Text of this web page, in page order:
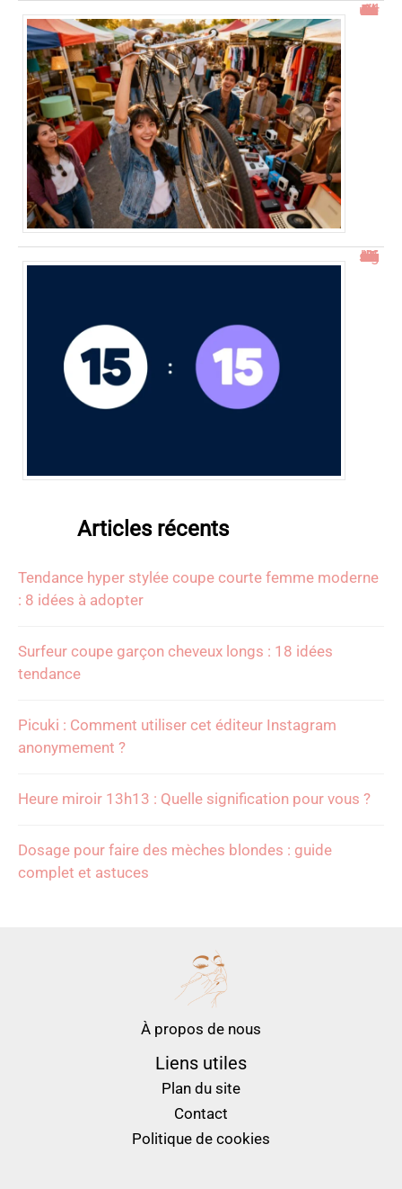
Gtrouve : Les Meilleures Annonces Gratuites à Découvrir
15h15 signification : découverte de l’heure miroir
Articles récents
Tendance hyper stylée coupe courte femme moderne
: 8 idées à adopter
Surfeur coupe garçon cheveux longs : 18 idées
tendance
Picuki : Comment utiliser cet éditeur Instagram
anonymement ?
Heure miroir 13h13 : Quelle signification pour vous ?
Dosage pour faire des mèches blondes : guide
complet et astuces
À propos de nous
Liens utiles
Plan du site
Contact
Politique de cookies